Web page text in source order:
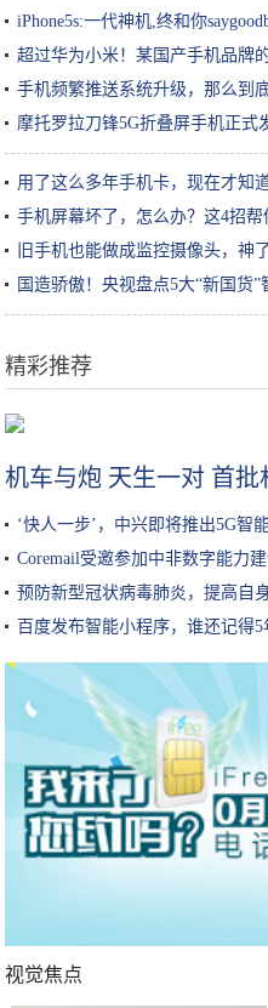
iPhone5s:一代神机,终和你
超过华为小米！某国产手机品牌
手机频繁推送系统升级，那么到
摩托罗拉刀锋5G折叠屏手机正式
用了这么多年手机卡，现在才知
手机屏幕坏了，怎么办？这4招帮
旧手机也能做成监控摄像头，神
国造骄傲！央视盘点5大“新国货
精彩推荐
机车与炮 天生一对 首批
‘快人一步’，中兴即将推出5G智
Coremail受邀参加中非数字能力
发展
预防新型冠状病毒肺炎，提高自
助提升免疫力！
百度发布智能小程序，谁还记得
视觉焦点